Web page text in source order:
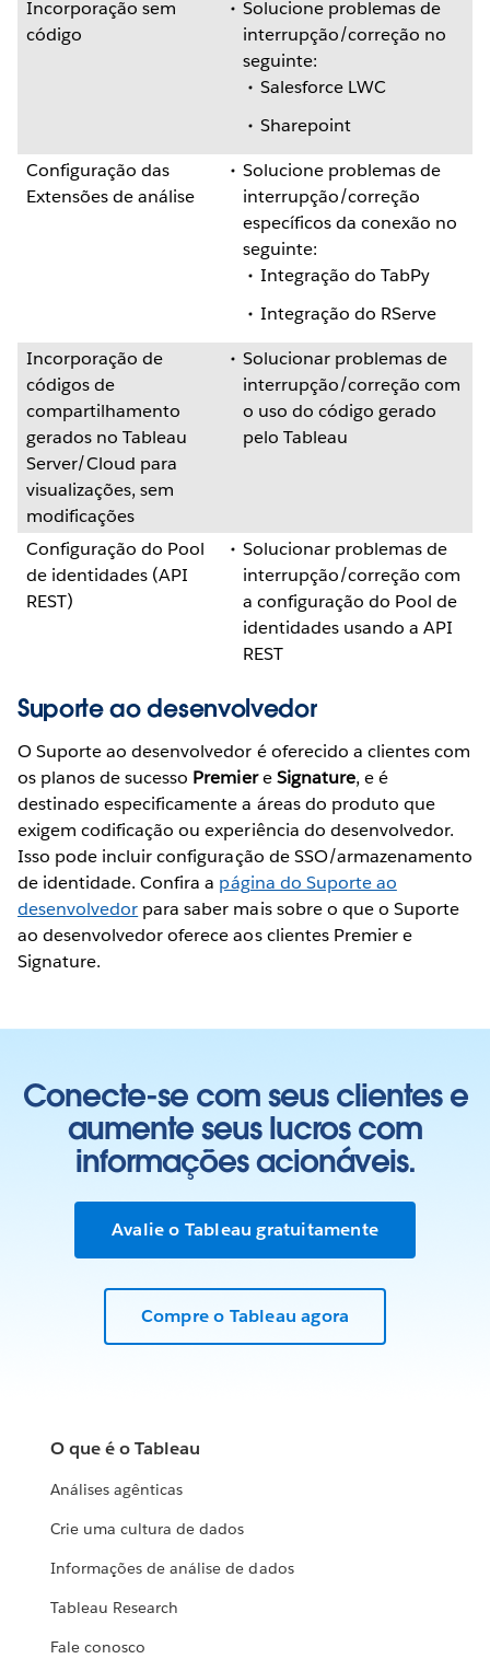
Incorporação sem
código
Solucione problemas de
interrupção/correção no
seguinte:
Salesforce LWC
Sharepoint
Configuração das
Extensões de análise
Solucione problemas de
interrupção/correção
específicos da conexão no
seguinte:
Integração do TabPy
Integração do RServe
Incorporação de
códigos de
compartilhamento
gerados no Tableau
Server/Cloud para
visualizações, sem
modificações
Solucionar problemas de
interrupção/correção com
o uso do código gerado
pelo Tableau
Configuração do Pool
de identidades (API
REST)
Solucionar problemas de
interrupção/correção com
a configuração do Pool de
identidades usando a API
REST
Suporte ao desenvolvedor
O Suporte ao desenvolvedor é oferecido a clientes com
os planos de sucesso PremiereSignature, e é
destinado especificamente a áreas do produto que
exigem codificação ou experiência do desenvolvedor.
Isso pode incluir configuração de SSO/armazenamento
de identidade. Confira a página do Suporte ao
desenvolvedor para saber mais sobre o que o Suporte
ao desenvolvedor oferece aos clientes Premier e
Signature.
Conecte-se com seus clientes e
aumente seus lucros com
informações acionáveis.
Avalie o Tableau gratuitamente
Compre o Tableau agora
O que é o Tableau
Análises agênticas
Crie uma cultura de dados
Informações de análise de dados
Tableau Research
Fale conosco